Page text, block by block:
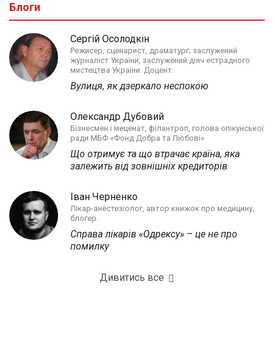
Блоги
Сергій Осолодкін
Режисер, сценарист, драматург; заслужений
журналіст України, заслужений діяч естрадного
мистецтва України. Доцент.
Вулиця, як дзеркало неспокою
Олександр Дубовий
Бізнесмен і меценат, філантроп, голова опікунської
ради МБФ «Фонд Добра та Любові»
Що отримує та що втрачає країна, яка
залежить від зовнішніх кредиторів
Іван Черненко
Лікар-анестезіолог, автор книжок про медицину,
блогер.
Справа лікарів «Одрексу» – це не про
помилку
Дивитись все